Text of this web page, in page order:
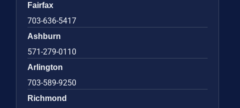
Fairfax
703-636-5417
Ashburn
571-279-0110
Arlington
703-589-9250
Richmond